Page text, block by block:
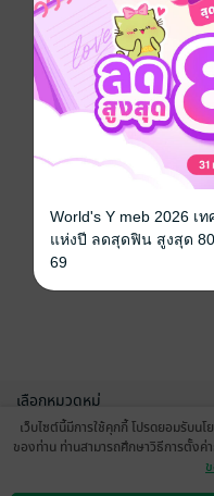
เลือกหมวดหมู่
บริการช่วยเหลือ
เว็บไซต์นี้มีการใช้คุกกี้ โปรดยอมรับน
ของท่าน ท่านสามารถศึกษาวิธีการตั้ง
World's Y meb 2026 เ
แห่งปี ลดสุดฟิน สูงสุด
69